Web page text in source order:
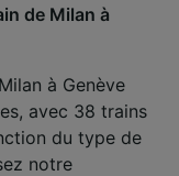
de Milan à
à Genève
avec 38 trains
du type de
notre